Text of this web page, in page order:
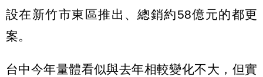
設在新竹市東區推出、總銷約58億元的都更
案。
台中今年量體看似與去年相較變化不大，但實